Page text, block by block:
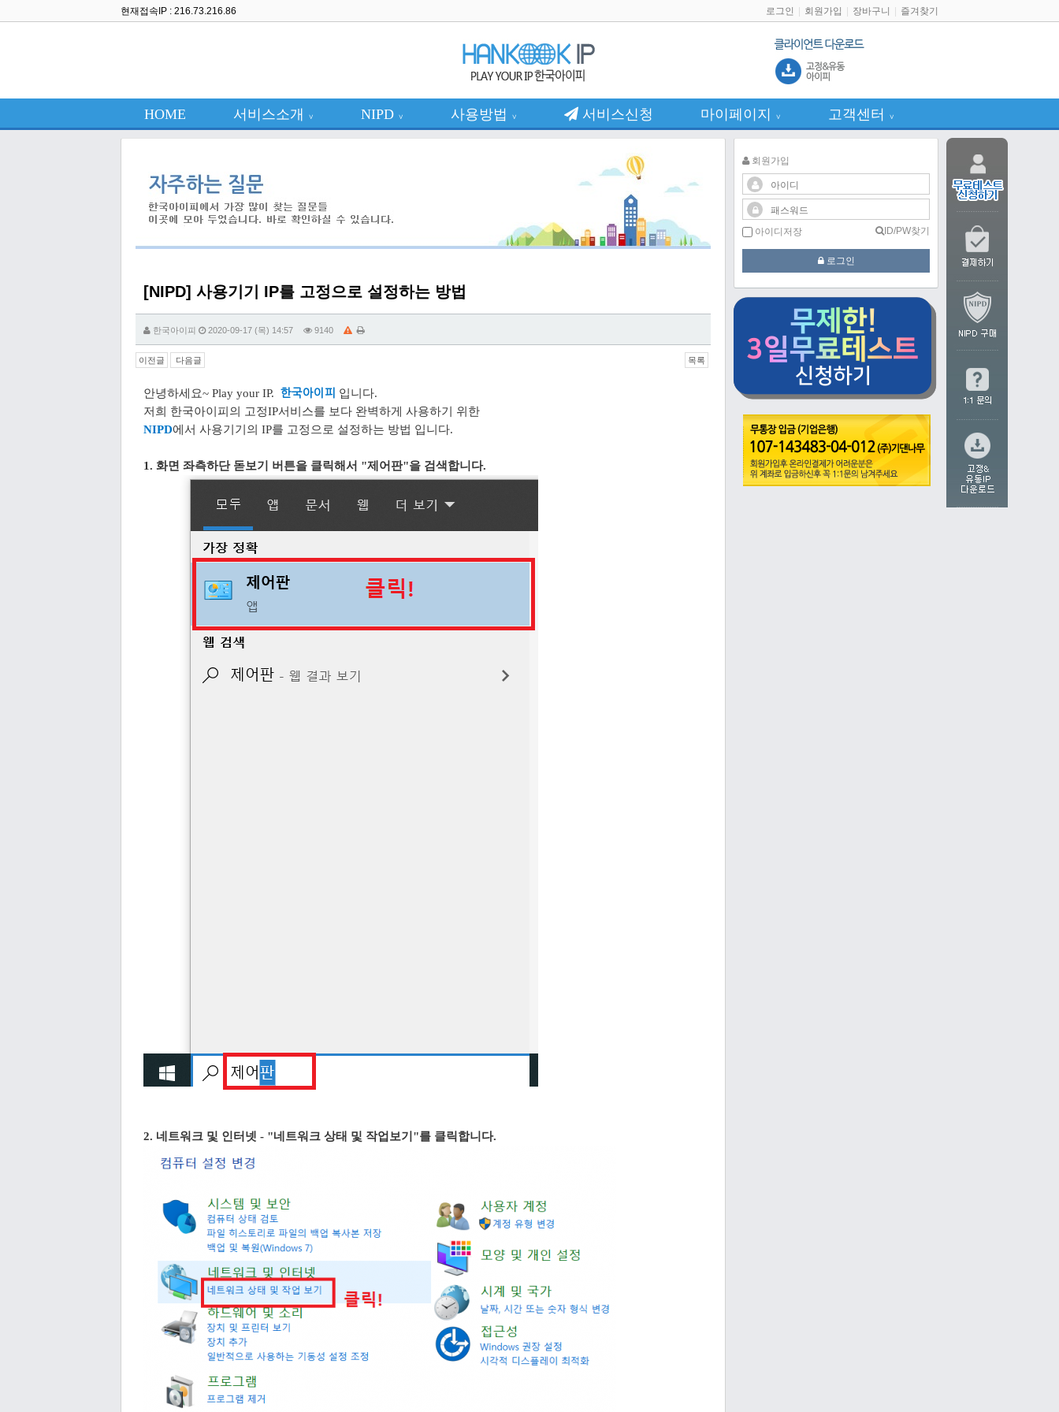
현재접속IP : 216.73.216.86 로그인 회원가입 장바구니 즐겨찾기
HOME 서비스소개 ∨ NIPD ∨ 사용방법 ∨ 서비스신청 마이페이지 ∨ 고객센터 ∨
[NIPD] 사용기기 IP를 고정으로 설정하는 방법
한국아이피 2020-09-17 (목) 14:57 9140
이전글 다음글 목록
안녕하세요~ Play your IP. 한국아이피 입니다.
저희 한국아이피의 고정IP서비스를 보다 완벽하게 사용하기 위한
NIPD에서 사용기기의 IP를 고정으로 설정하는 방법 입니다.
1. 화면 좌측하단 돋보기 버튼을 클릭해서 "제어판"을 검색합니다.
2. 네트워크 및 인터넷 - "네트워크 상태 및 작업보기"를 클릭합니다.
회원가입
아이디저장 ID/PW찾기
로그인